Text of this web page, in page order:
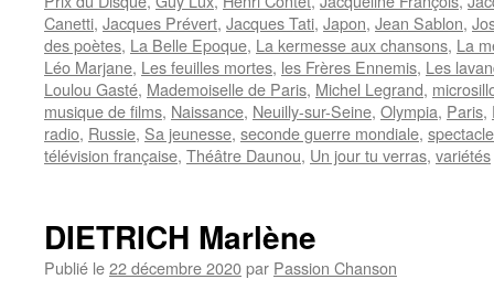
Canetti, Jacques Prévert, Jacques Tati, Japon, Jean Sablon,
des poètes, La Belle Epoque, La kermesse aux chansons, La
Léo Marjane, Les feuilles mortes, les Frères Ennemis, Les
Loulou Gasté, Mademoiselle de Paris, Michel Legrand,
musique de films, Naissance, Neuilly-sur-Seine, Olympia, Paris,
radio, Russie, Sa jeunesse, seconde guerre mondiale,
télévision française, Théâtre Daunou, Un jour tu verras, variétés
DIETRICH Marlène
Publié le22 décembre 2020par Passion Chanson